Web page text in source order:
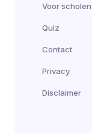
Voor scholen
Quiz
Contact
Privacy
Disclaimer